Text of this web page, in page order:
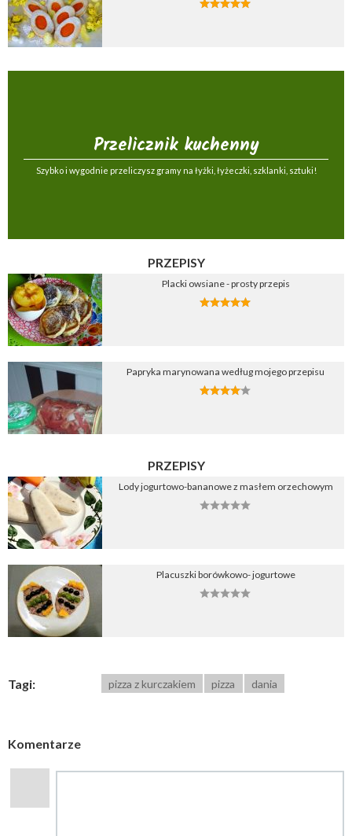
Przelicznik kuchenny
Szybko i wygodnie przeliczysz gramy na łyżki, łyżeczki, szklanki, sztuki!
PRZEPISY
Placki owsiane - prosty przepis
Papryka marynowana według mojego przepisu
PRZEPISY
Lody jogurtowo-bananowe z masłem orzechowym
Placuszki borówkowo- jogurtowe
Tagi: pizza z kurczakiem pizza dania
Komentarze